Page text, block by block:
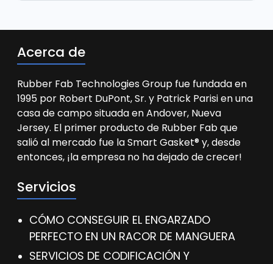
Acerca de
Rubber Fab Technologies Group fue fundada en
1995 por Robert DuPont, Sr. y Patrick Parisi en una
casa de campo situada en Andover, Nueva
Jersey. El primer producto de Rubber Fab que
salió al mercado fue la Smart Gasket® y, desde
entonces, ¡la empresa no ha dejado de crecer!
Servicios
CÓMO CONSEGUIR EL ENGARZADO
PERFECTO EN UN RACOR DE MANGUERA
SERVICIOS DE CODIFICACIÓN Y